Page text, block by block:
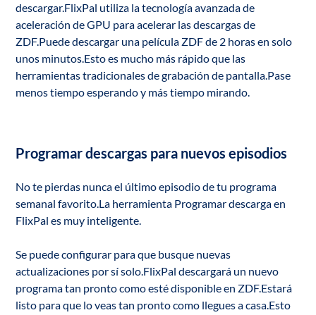
descargar.FlixPal utiliza la tecnología avanzada de
aceleración de GPU para acelerar las descargas de
ZDF.Puede descargar una película ZDF de 2 horas en solo
unos minutos.Esto es mucho más rápido que las
herramientas tradicionales de grabación de pantalla.Pase
menos tiempo esperando y más tiempo mirando.
Programar descargas para nuevos episodios
No te pierdas nunca el último episodio de tu programa
semanal favorito.La herramienta Programar descarga en
FlixPal es muy inteligente.
Se puede configurar para que busque nuevas
actualizaciones por sí solo.FlixPal descargará un nuevo
programa tan pronto como esté disponible en ZDF.Estará
listo para que lo veas tan pronto como llegues a casa.Esto